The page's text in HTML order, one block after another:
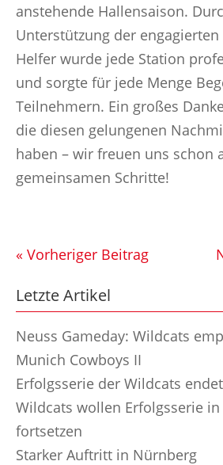
anstehende Hallensaison.
Unterstützung der engagierten
Helfer wurde jede Station
und sorgte für jede Menge
Teilnehmern. Ein großes
die diesen gelungenen
haben – wir freuen uns schon
gemeinsamen Schritte!
« Vorheriger Beitrag
Letzte Artikel
Neuss Gameday: Wildcats
Munich Cowboys II
Erfolgsserie der Wildcats
Wildcats wollen Erfolgsserie
fortsetzen
Starker Auftritt in Nürnberg